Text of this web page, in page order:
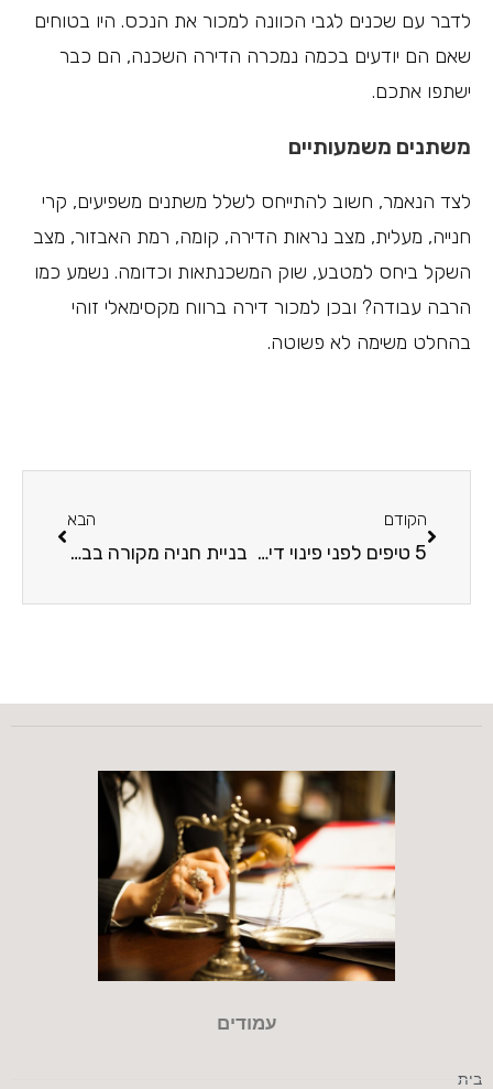
לדבר עם שכנים לגבי הכוונה למכור את הנכס. היו בטוחים
שאם הם יודעים בכמה נמכרה הדירה השכנה, הם כבר
ישתפו אתכם.
משתנים משמעותיים
לצד הנאמר, חשוב להתייחס לשלל משתנים משפיעים, קרי
חנייה, מעלית, מצב נראות הדירה, קומה, רמת האבזור, מצב
השקל ביחס למטבע, שוק המשכנתאות וכדומה. נשמע כמו
הרבה עבודה? ובכן למכור דירה ברווח מקסימאלי זוהי
בהחלט משימה לא פשוטה.
הקודם
5 טיפים לפני פינוי דירה שכורה
הבא
בניית חניה מקורה בבית פרטי: מה דורש החוק?
עמודים
בית